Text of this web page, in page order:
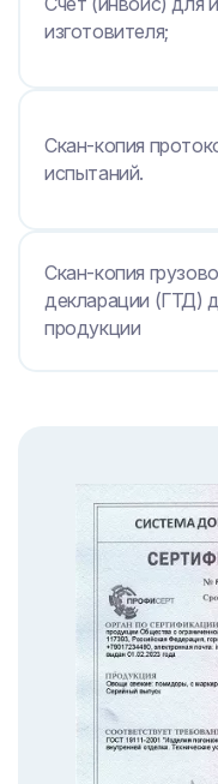
изготовителя;
Скан-копия
испытаний.
Скан-копия
декларации (ГТД)
продукции